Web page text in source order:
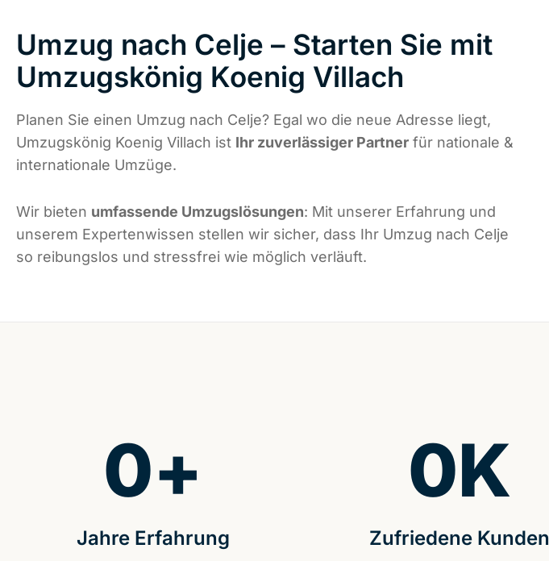
Umzug nach Celje – Starten Sie mit
Umzugskönig Koenig Villach
Planen Sie einen Umzug nach Celje? Egal wo die neue Adresse liegt,
Umzugskönig Koenig Villach ist Ihr zuverlässiger Partner für nationale &
internationale Umzüge.
Wir bieten umfassende Umzugslösungen: Mit unserer Erfahrung und
unserem Expertenwissen stellen wir sicher, dass Ihr Umzug nach Celje
so reibungslos und stressfrei wie möglich verläuft.
Jahre Erfahrung
0+
Zufriedene Kunden
0K